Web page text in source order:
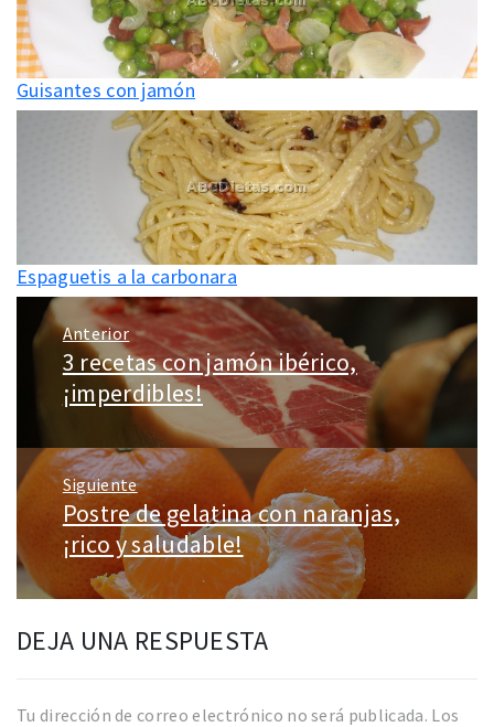
Guisantes con jamón
Espaguetis a la carbonara
Navegación
de
entradas
Anterior
Entrada
anterior:
3 recetas con jamón ibérico,
¡imperdibles!
Siguiente
Entrada
siguiente:
Postre de gelatina con naranjas,
¡rico y saludable!
DEJA UNA RESPUESTA
Tu dirección de correo electrónico no será publicada. Los